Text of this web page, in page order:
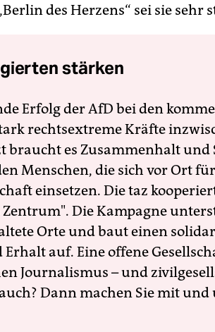
des Herzens“ sei sie sehr
stärken
Erfolg der AfD bei den
rechtsextreme Kräfte
braucht es Zusammenhalt
Menschen, die sich vor Ort
einsetzen. Die taz
Die Kampagne
Orte und baut einen
Erhalt auf. Eine offene
Journalismus – und
Dann machen Sie mit